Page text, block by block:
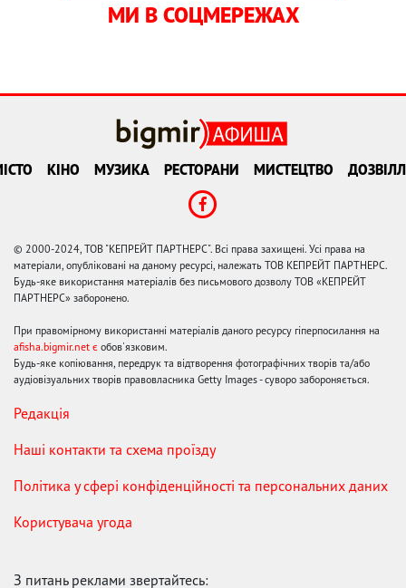
МИ В СОЦМЕРЕЖАХ
КІНО МУЗИКА РЕСТОРАНИ МИСТЕЦТВО
© 2000-2024, ТОВ "КЕПРЕЙТ ПАРТНЕРС". Всі права захищені. Усі права на
матеріали, опубліковані на даному ресурсі, належать ТОВ КЕПРЕЙТ ПАРТНЕРС.
Будь-яке використання матеріалів без письмового дозволу ТОВ «КЕПРЕЙТ
ПАРТНЕРС» заборонено.
При правомірному використанні матеріалів даного ресурсу гіперпосилання на
afisha.bigmir.net є обов'язковим.
Будь-яке копіювання, передрук та відтворення фотографічних творів та/або
аудіовізуальних творів правовласника Getty Images - суворо забороняється.
Редакція
Наші контакти та схема проїзду
Політика у сфері конфіденційності та персональних даних
Користувача угода
З питань реклами звертайтесь: